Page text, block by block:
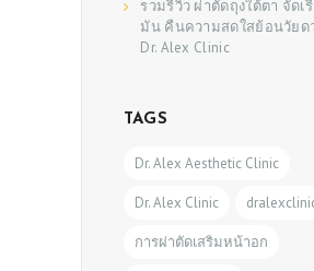
รวมรีวิว ผ่าตัดถุงใต้ตา จัดเ
มัน คืนความสดใสย้อนวัยด
Dr. Alex Clinic
TAGS
Dr. Alex Aesthetic Clinic
Dr. Alex Clinic
การผ่าตัดเสริมหน้าอก